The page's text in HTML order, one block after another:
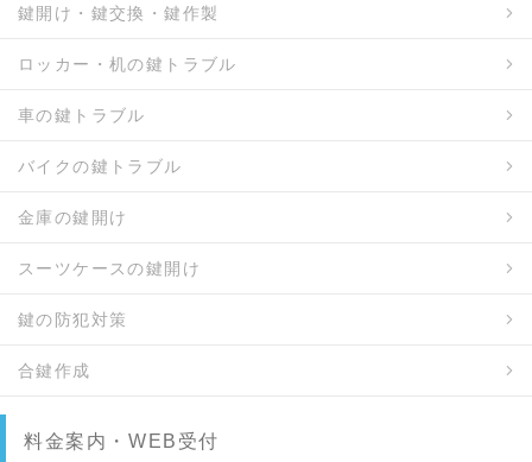
鍵開け・鍵交換・鍵作製
ロッカー・机の鍵トラブル
車の鍵トラブル
バイクの鍵トラブル
金庫の鍵開け
スーツケースの鍵開け
鍵の防犯対策
合鍵作成
料金案内・WEB受付